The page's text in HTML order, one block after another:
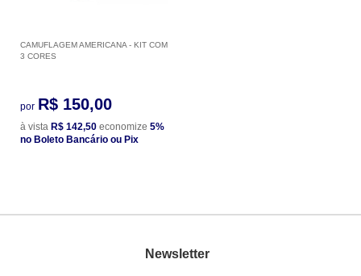
CAMUFLAGEM AMERICANA - KIT COM
3 CORES
por R$ 150,00
à vista R$ 142,50 economize 5%
no Boleto Bancário ou Pix
Newsletter